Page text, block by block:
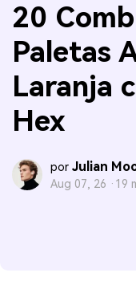
20
Paletas
Laranja
Hex
por Julian
Aug 07, 26 · 19